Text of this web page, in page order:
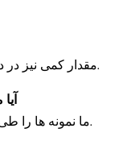
به طور معمول 5000PCS ، مقدار کمی نیز در دسترس است.
6.
ما نمونه ها را طی 3-5 روز بعد از پرداخت دریافت می کنیم.